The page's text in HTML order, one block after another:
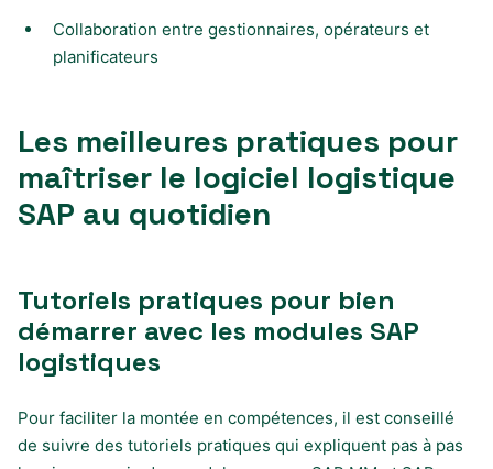
Collaboration entre gestionnaires, opérateurs et
planificateurs
Les meilleures pratiques pour
maîtriser le logiciel logistique
SAP au quotidien
Tutoriels pratiques pour bien
démarrer avec les modules SAP
logistiques
Pour faciliter la montée en compétences, il est conseillé
de suivre des tutoriels pratiques qui expliquent pas à pas